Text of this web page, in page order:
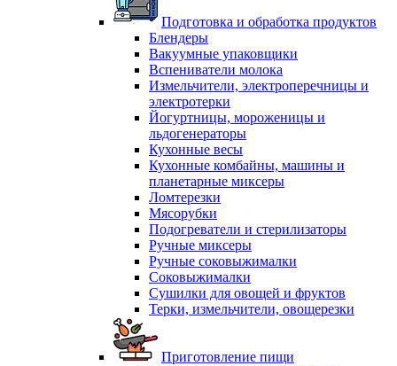
Подготовка и обработка продуктов
Блендеры
Вакуумные упаковщики
Вспениватели молока
Измельчители, электроперечницы и
электротерки
Йогуртницы, мороженицы и
льдогенераторы
Кухонные весы
Кухонные комбайны, машины и
планетарные миксеры
Ломтерезки
Мясорубки
Подогреватели и стерилизаторы
Ручные миксеры
Ручные соковыжималки
Соковыжималки
Сушилки для овощей и фруктов
Терки, измельчители, овощерезки
Приготовление пищи